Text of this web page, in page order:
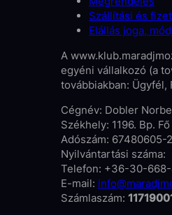
Szállítási és
Elállás joga,
A
egyéni vállalkozó (a
továbbiakban: Ügyfél,
Cégnév: Dobler
Székhely: 1196. Bp.
Adószám: 67480605-
Nyilvántartási
Telefon: +36-30-
E-mail:
Számlaszám: